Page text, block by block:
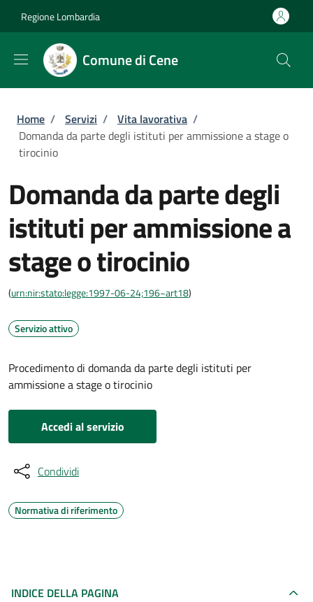
Regione Lombardia
Comune di Cene
Briciole di pane
Home / Servizi / Vita lavorativa /
Domanda da parte degli istituti per ammissione a stage o
tirocinio
Domanda da parte degli
istituti per ammissione a
stage o tirocinio
(urn:nir:stato:legge:1997-06-24;196~art18)
Servizio attivo
Procedimento di domanda da parte degli istituti per
ammissione a stage o tirocinio
Accedi al servizio
Condividi
Normativa di riferimento
INDICE DELLA PAGINA